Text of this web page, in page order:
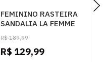
FEMININO RASTEIRA
SANDALIA LA FEMME
131287 VZ SHINE
PRETO
R$ 189,99
R$ 129,99